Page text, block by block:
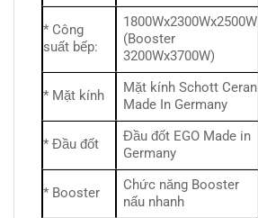
* Công
suất bếp:
1800Wx2300Wx2500W
(Booster
3200Wx3700W)
* Mặt kính
Mặt kính Schott Ceran
Made In Germany
* Đầu đốt
Đầu đốt EGO Made in
Germany
* Booster
Chức năng Booster
nấu nhanh